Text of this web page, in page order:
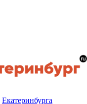
Екатеринбурга